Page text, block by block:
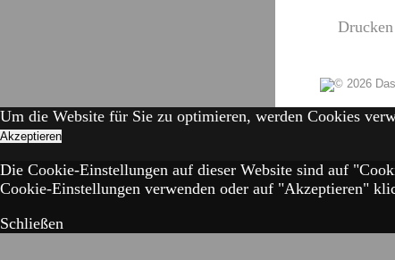
Drucken
Um die Website für Sie zu optimieren, werden Cookies
Akzeptieren
Die Cookie-Einstellungen auf dieser Website sind auf
Cookie-Einstellungen verwenden oder auf "Akzeptieren"
Schließen